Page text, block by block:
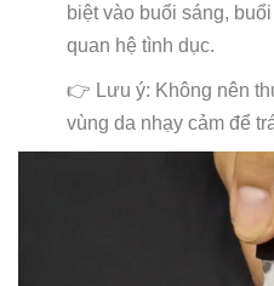
biệt vào buổi sáng,
quan hệ tình dục.
👉 Lưu ý: Không nên
vùng da nhạy cảm để